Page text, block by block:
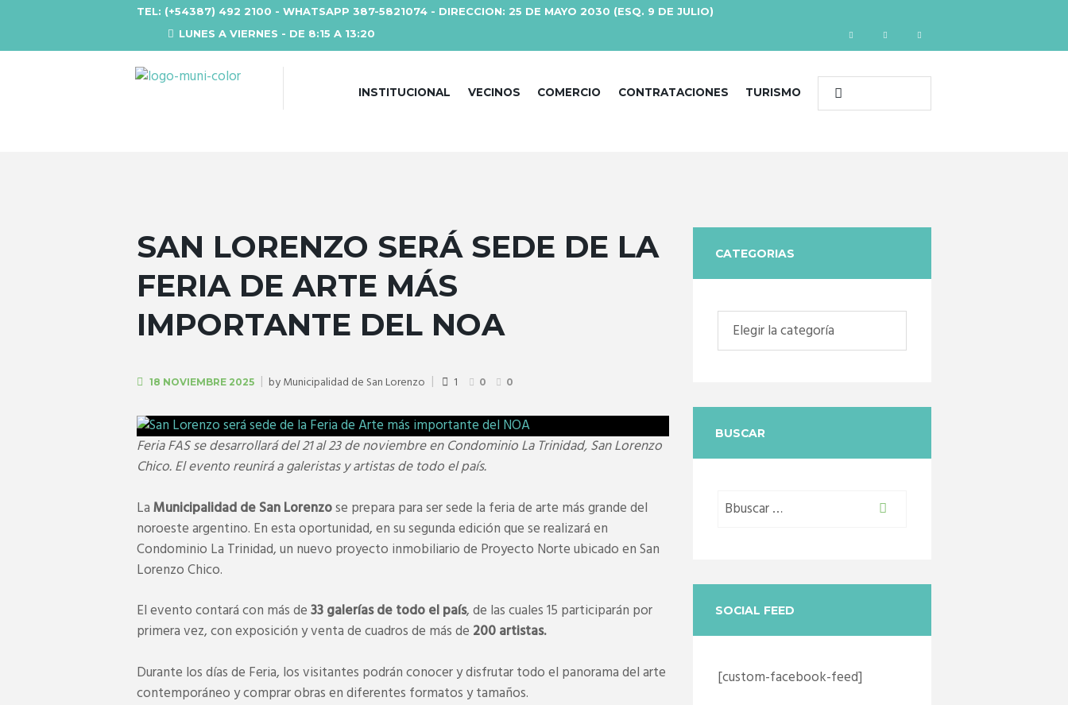
TEL: (+54387) 492 2100 - WHATSAPP 387-5821074 - DIRECCION: 25 DE MAYO 2030 (ESQ. 9 DE JULIO)
LUNES A VIERNES - DE 8:15 A 13:20
INSTITUCIONAL VECINOS COMERCIO CONTRATACIONES TURISMO
SAN LORENZO SERÁ SEDE DE LA
FERIA DE ARTE MÁS
IMPORTANTE DEL NOA
18 NOVIEMBRE 2025 byMunicipalidad de San Lorenzo 1 0 0
Feria FAS se desarrollará del 21 al 23 de noviembre en Condominio La Trinidad, San Lorenzo
Chico. El evento reunirá a galeristas y artistas de todo el país.
LaMunicipalidad de San Lorenzose prepara para ser sede la feria de arte más grande del
noroeste argentino. En esta oportunidad, en su segunda edición que se realizará en
Condominio La Trinidad, un nuevo proyecto inmobiliario de Proyecto Norte ubicado en San
Lorenzo Chico.
El evento contará con más de33 galerías de todo el país, de las cuales 15 participarán por
primera vez, con exposición y venta de cuadros de más de 200 artistas.
Durante los días de Feria, los visitantes podrán conocer y disfrutar todo el panorama del arte
contemporáneo y comprar obras en diferentes formatos y tamaños.
CATEGORIAS
Categorias
BUSCAR
SOCIAL FEED
[custom-facebook-feed]